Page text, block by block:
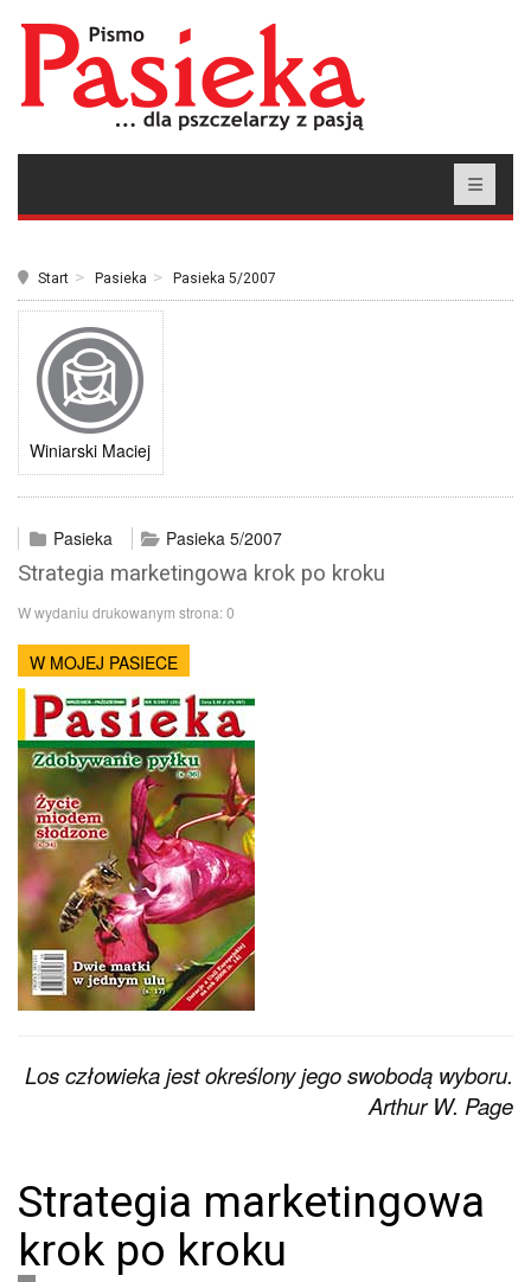
Start Pasieka Pasieka 5/2007
Winiarski Maciej
Pasieka Pasieka 5/2007
Strategia marketingowa krok po kroku
W wydaniu drukowanym strona:0
W MOJEJ PASIECE
Los człowieka jest określony jego swobodą wyboru.
Arthur W. Page
Strategia marketingowa
krok po kroku